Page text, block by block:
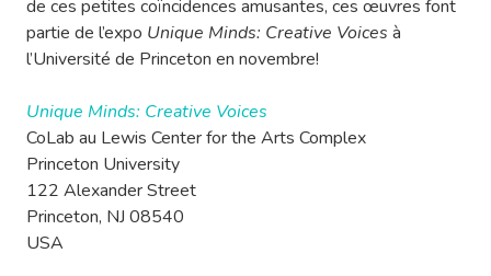
de ces petites coïncidences amusantes, ces œuvres font
partie de l’expo Unique Minds: Creative Voices à
l’Université de Princeton en novembre!
Unique Minds: Creative Voices
CoLab au Lewis Center for the Arts Complex
Princeton University
122 Alexander Street
Princeton, NJ 08540
USA